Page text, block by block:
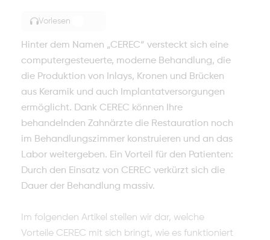
Vorlesen
Hinter dem Namen „CEREC“ versteckt sich eine
computergesteuerte, moderne Behandlung, die
die Produktion von Inlays, Kronen und Brücken
aus Keramik und auch Implantatversorgungen
ermöglicht. Dank CEREC können Ihre
behandelnden Zahnärzte die Restauration noch
im Behandlungszimmer konstruieren und an das
Labor weitergeben. Ein Vorteil für den Patienten:
Durch den Einsatz von CEREC verkürzt sich die
Dauer der Behandlung massiv.
Im folgenden Artikel stellen wir dar, welche
Vorteile CEREC mit sich bringt, wie es funktioniert